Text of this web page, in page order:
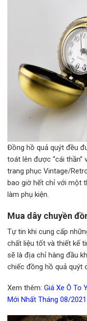
Đồng hồ quả quýt đều
toát lên được “cái thần”
trang phục Vintage/
bao giờ hết chỉ với một
làm phụ kiện.
Mua dây chuyền
Tự tin khi cung cấp
chất liệu tốt và thiết kế
sẽ là địa chỉ hàng đầu
chiếc đồng hồ quả quýt
Xem thêm: Giá Xe Ô To
Mới Nhất Tháng 08/2021